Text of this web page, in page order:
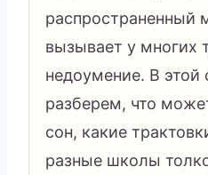
распространенный
вызывает у многих
недоумение. В этой
разберем, что
сон, какие
разные школы